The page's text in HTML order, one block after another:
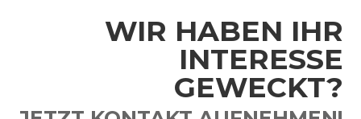
WIR HABEN IHR
INTERESSE
GEWECKT?